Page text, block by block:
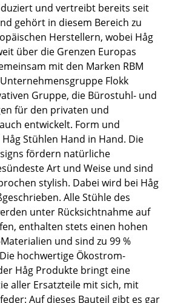
und vertreibt bereits seit
gehört in diesem Bereich zu
Herstellern, wobei Håg
über die Grenzen Europas
mit den Marken RBM
Flokk
Gruppe, die Bürostuhl- und
für den privaten und
entwickelt. Form und
Stühlen Hand in Hand. Die
fördern natürliche
Art und Weise und sind
stylish. Dabei wird bei Håg
Alle Stühle des
unter Rücksichtnahme auf
enthalten stets einen hohen
und sind zu 99 %
hochwertige Ökostrom-
Håg Produkte bringt eine
aller Ersatzteile mit sich, mit
Auf dieses Bauteil gibt es gar